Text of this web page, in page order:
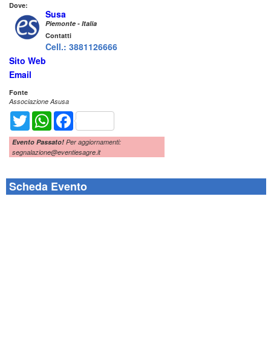
Dove:
Susa
Piemonte - Italia
Contatti
Cell.: 3881126666
Sito Web
Email
Fonte
Associazione Asusa
Twitter WhatsAppFacebook
Evento Passato! Per aggiornamenti:
segnalazione@eventiesagre.it
Scheda Evento